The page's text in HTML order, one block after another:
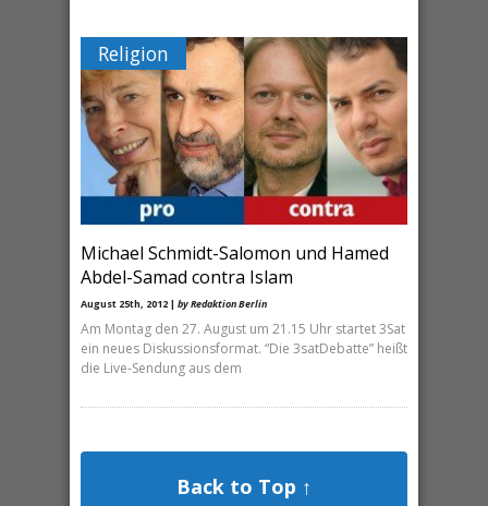
Religion
Michael Schmidt-Salomon und Hamed
Abdel-Samad contra Islam
August 25th, 2012 | by Redaktion Berlin
Am Montag den 27. August um 21.15 Uhr startet 3Sat
ein neues Diskussionsformat. “Die 3satDebatte” heißt
die Live-Sendung aus dem
Back to Top ↑